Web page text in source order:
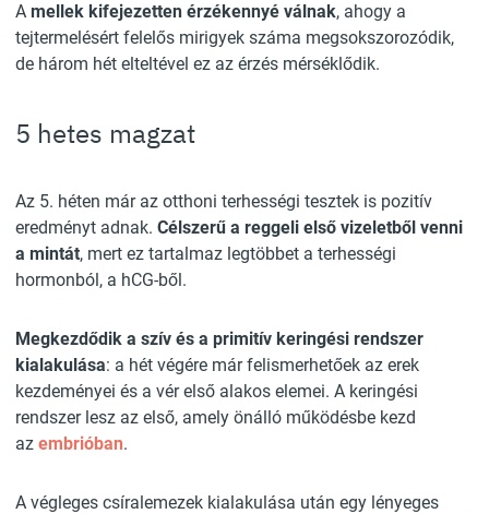
A mellek kifejezetten érzékennyé válnak, ahogy a
tejtermelésért felelős mirigyek száma megsokszorozódik,
de három hét elteltével ez az érzés mérséklődik.
5 hetes magzat
Az 5. héten már az otthoni terhességi tesztek is pozitív
eredményt adnak. Célszerű a reggeli első vizeletből venni
a mintát, mert ez tartalmaz legtöbbet a terhességi
hormonból, a hCG-ből.
Megkezdődik a szív és a primitív keringési rendszer
kialakulása: a hét végére már felismerhetőek az erek
kezdeményei és a vér első alakos elemei. A keringési
rendszer lesz az első, amely önálló működésbe kezd
az embrióban.
A végleges csíralemezek kialakulása után egy lényeges